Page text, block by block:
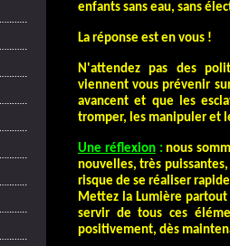
enfants sans eau, sans
La réponse est en vous !
N'attendez pas des
viennent vous prévenir
avancent et que les
tromper, les manipuler et
Une réflexion: nous
nouvelles, très
risque de se réaliser
Mettez la Lumière
servir de tous ces
positivement, dès